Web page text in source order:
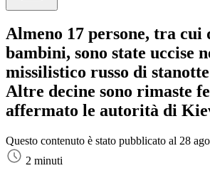
Almeno 17 persone, tra cui
bambini, sono state uccise
missilistico russo di
Altre decine sono rimaste
affermato le autorità di
Questo contenuto è stato pubblicato al 28
2 minuti